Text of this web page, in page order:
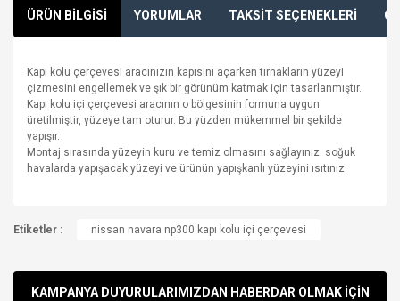
ÜRÜN BİLGİSİ YORUMLAR TAKSİT SEÇENEKLERİ
Kapı kolu çerçevesi aracınızın kapısını açarken tırnakların yüzeyi
çizmesini engellemek ve şık bir görünüm katmak için tasarlanmıştır.
Kapı kolu içi çerçevesi aracının o bölgesinin formuna uygun
üretilmiştir, yüzeye tam oturur. Bu yüzden mükemmel bir şekilde
yapışır.
Montaj sırasında yüzeyin kuru ve temiz olmasını sağlayınız. soğuk
havalarda yapışacak yüzeyi ve ürünün yapışkanlı yüzeyini ısıtınız.
Bu ürüne ilk yorumu siz yapın!
Yorum Yaz
konularda yetersiz gördüğünüz noktaları öneri formunu
Etiketler : nissan navara np300 kapı kolu içi çerçevesi
KAMPANYA DUYURULARIMIZDAN HABERDAR OLMAK İÇİN